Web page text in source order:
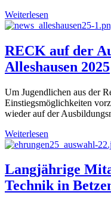
Weiterlesen
RECK auf der
Alleshausen 2025
Um Jugendlichen aus der
Einstiegsmöglichkeiten
wieder auf der
Weiterlesen
Langjährige
Technik in